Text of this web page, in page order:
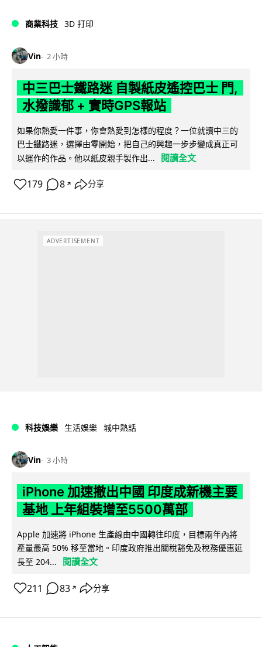
商業科技 3D 打印
Vin 2 小時
中三巴士鐵路迷 自製紙皮遙控巴士 門,
水撥識郁 + 實時GPS報站
如果你熱愛一件事，你會熱愛到怎樣的程度？一位就讀中三的
巴士鐵路迷，選擇由零開始，把自己的興趣一步步變成真正可
以運作的作品。他以紙皮親手製作出...
閱讀全文
179 8 ↗ 分享
ADVERTISEMENT
科技娛樂 生活娛樂 城中熱話
Vin 3 小時
iPhone 加速撤出中國 印度成新機主要
基地 上年組裝增至5500萬部
Apple 加速將 iPhone 生產線由中國轉往印度，目標兩年內將
產量最高 50% 移至當地。印度政府推出關稅豁免及稅務優惠延
長至 204...
閱讀全文
211 83 ↗ 分享